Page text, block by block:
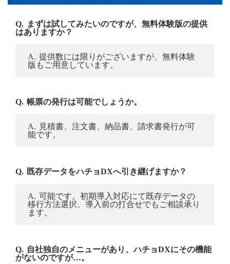
まずは試してみたいのですが、無料体験版の提供
はありますか？
提供数には限りがございますが、無料体験
版もご用意しています。
帳票の発行は可能でしょうか。
見積書、注文書、納品書、請求書発行が可
能です。
既存データをハチョDXへ引き継げますか？
可能です。初期導入対応にて既存データの
移行方法選択、導入前の打合せでもご相談承り
ます。
自社独自のメニューがあり、ハチョDXにその機能
がないのですが…。